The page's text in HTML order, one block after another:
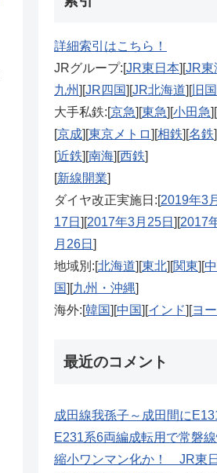
詳細索引はこちら！
JRグループ:[ JR東日本 JR東
九州
JR四国 JR北海道 旧
大手私鉄:[ 京急 東急 小田急
京成 東京メトロ 相鉄 名鉄
近鉄 南海 西鉄
新線開業
ダイヤ改正実施日:[ 2019年3
17日
2017年3月25日 2017
月26日
地域別:[ 北海道 東北 関東
国
九州・沖縄
海外:[ 韓国 中国 インド ヨ
最近のコメント
成田線我孫子～成田間に
E231系6両編成転用で常磐
縮小ワンマン化か！ JR東